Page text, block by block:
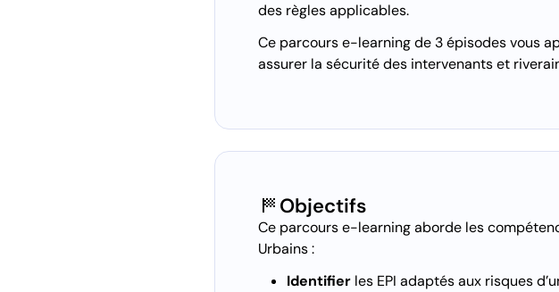
des règles applicables.
Ce parcours e-learning de 3 épisodes vous
assurer la sécurité des intervenants et
sports_score Objectifs
Ce parcours e-learning aborde les
Urbains :
Identifier les EPI adaptés aux risques